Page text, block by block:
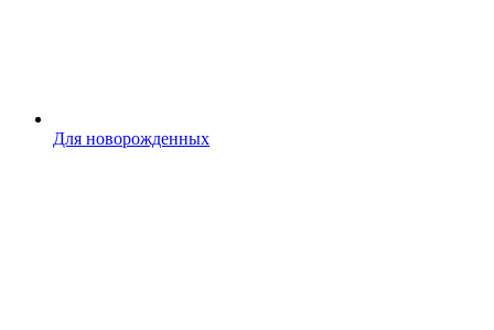
Для новорожденных